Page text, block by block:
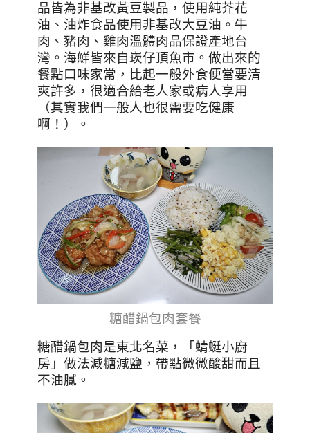
品皆為非基改黃豆製品，使用純芥花
油、油炸食品使用非基改大豆油。牛
肉、豬肉、雞肉溫體肉品保證產地台
灣。海鮮皆來自崁仔頂魚市。做出來的
餐點口味家常，比起一般外食便當要清
爽許多，很適合給老人家或病人享用
（其實我們一般人也很需要吃健康
啊！）。
糖醋鍋包肉套餐
糖醋鍋包肉是東北名菜，「蜻蜓小廚
房」做法減糖減鹽，帶點微微酸甜而且
不油膩。